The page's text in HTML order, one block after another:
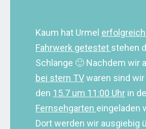
Kaum hat Urmel
Fahrwerk getestet stehen
Schlange 🙂 Nachdem wir
bei stern TVwaren sind
den 15.7 um 11:00 Uhr in
Fernsehgarten eingeladen
Dort werden wir ausgiebig